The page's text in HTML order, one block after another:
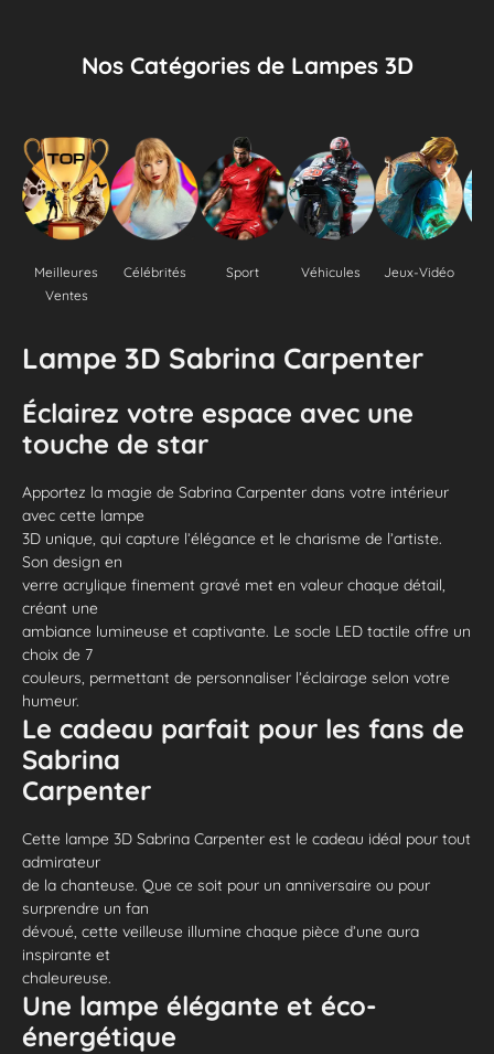
Nos Catégories de Lampes 3D
Meilleures
Ventes
Célébrités Sport Véhicules Jeux-Vidéo
Lampe 3D Sabrina Carpenter
Éclairez votre espace avec une
touche de star
Apportez la magie de Sabrina Carpenter dans votre intérieur
avec cette lampe
3D unique, qui capture l’élégance et le charisme de l’artiste.
Son design en
verre acrylique finement gravé met en valeur chaque détail,
créant une
ambiance lumineuse et captivante. Le socle LED tactile offre un
choix de 7
couleurs, permettant de personnaliser l’éclairage selon votre
humeur.
Le cadeau parfait pour les fans de
Sabrina
Carpenter
Cette lampe 3D Sabrina Carpenter est le cadeau idéal pour tout
admirateur
de la chanteuse. Que ce soit pour un anniversaire ou pour
surprendre un fan
dévoué, cette veilleuse illumine chaque pièce d’une aura
inspirante et
chaleureuse.
Une lampe élégante et éco-
énergétique